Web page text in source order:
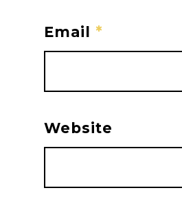
Email *
Website